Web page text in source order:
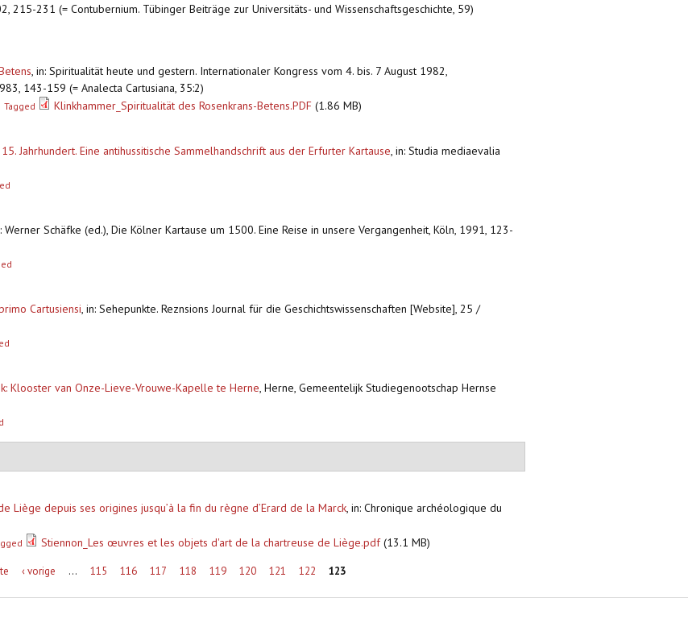
215-231 (= Contubernium. Tübinger Beiträge zur Universitäts- und Wissenschaftsgeschichte, 59)
, in: Spiritualität heute und gestern. Internationaler Kongress vom 4. bis. 7 August 1982,
143-159 (= Analecta Cartusiana, 35:2)
Tagged Klinkhammer_Spiritualität des Rosenkrans-Betens.PDF (1.86 MB)
Jahrhundert. Eine antihussitische Sammelhandschrift aus der Erfurter Kartause, in: Studia mediaevalia
Werner Schäfke (ed.), Die Kölner Kartause um 1500. Eine Reise in unsere Vergangenheit, Köln, 1991, 123-
Cartusiensi, in: Sehepunkte. Reznsions Journal für die Geschichtswissenschaften [Website], 25 /
Klooster van Onze-Lieve-Vrouwe-Kapelle te Herne, Herne, Gemeentelijk Studiegenootschap Hernse
Liège depuis ses origines jusqu’à la fin du règne d’Erard de la Marck, in: Chronique archéologique du
Stiennon_Les œuvres et les objets d'art de la chartreuse de Liège.pdf(13.1 MB)
‹ vorige … 115 116 117 118 119 120 121 122 123